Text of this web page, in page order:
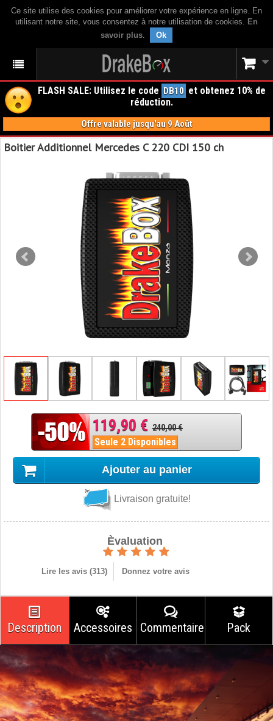
Ce site utilise des cookies pour améliorer votre expérience en ligne. En
utilisant notre site, vous consentez à notre utilisation de cookies. En
savoir plus. Ok
FLASH SALE: Utilisez le code DB10 et obtenez 10% de
réduction.
Offre valable jusqu'au 9 Août
Boitier Additionnel Mercedes C 220 CDI 150 ch
119,90 € 240,00 €
Seule 2 Disponibles
Ajouter au panier
Livraison gratuite!
Èvaluation
Lire les avis (313) Donnez votre avis
Description Accessoires Commentaires Pack